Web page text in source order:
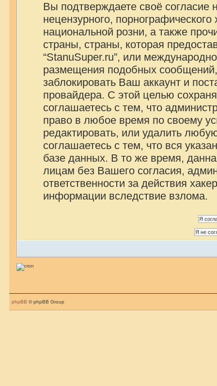
Вы подтверждаете своё согласие
нецензурного,
национальной розни, а также
страны, страны, которая
“StanuSuper.ru”, или
размещения подобных
заблокировать Ваш аккаунт и
провайдера. С этой целью
соглашаетесь с тем, что
право в любое время по своему
редактировать, или удалить
соглашаетесь с тем, что вся
базе данных. В то же время,
лицам без Вашего согласия,
ответственности за действия
информации вследствие взлома.
phpBB © phpBB Group